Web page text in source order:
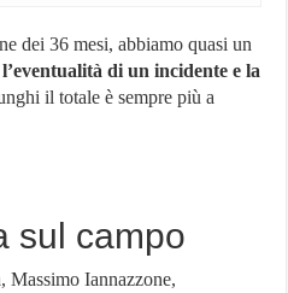
dei 36 mesi, abbiamo quasi un
l’eventualità di un incidente e la
il totale è sempre più a
sul campo
Massimo Iannazzone,